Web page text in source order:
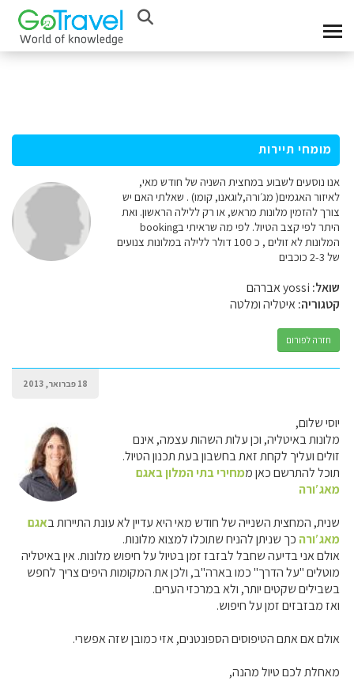
מומחי תיירות
אנו נוסעים לשבוע במחצית השניה של חודש מאי,
לאיזור האגמים( מג׳ורה,לוגאנו, קומו) . שאלתי האם יש
צורך להזמין מלונות מראש, או רק ללילה הראשון. ואת
היתר לפי קצב הטיול. לפי מה שראיתי בbooking
המלונות לא זולים , כ 100 דולר ללילה במלונות צנועים
של 2-3 כוכבים
שואל:
קטגוריה:איטליה ומלטה
חזרה לפורום
18 פברואר, 2013
יוסי שלום,
מלונות באיטליה, וכן עלות השהות עצמה, אינם
זולים ועליך לקחת זאת בחשבון בעת תכנון הטיול.
תוכל להתרשם כאן ממחירי בתי המלון באגם
מאג′ורה
שנית, המחצית השנייה של חודש מאי היא עדיין לא עונת התיירות באגם
מאג′ורה כך שניתן להניח שתוכלו למצוא מלונות.
אולם אני בדיעה שחבל לבזבז זמן בטיול על חיפוש מלונות. אין באיטליה
מוטלים "על הדרך" כמו בארה"ב, ולכן את המקומות היפים צריך לחפש
בשבילים שקטים יותר, ולא במרכזי הערים.
ואז מבזבזים זמן על חיפוש.
אולם אם אתם הטיפוסים הספונטנים, אזי כמובן שזה אפשרי.
מאחלת לכם טיול מהנה,